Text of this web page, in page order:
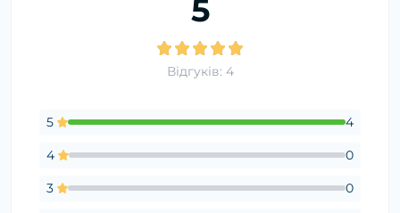
5
Відгуків: 4
5 4
4 0
3 0